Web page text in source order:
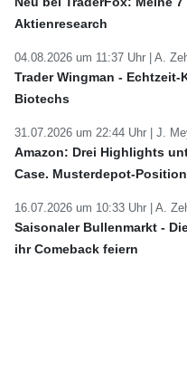
Aktienresearch
04.08.2026 um 11:37 Uhr | A.
Trader Wingman -
Biotechs
31.07.2026 um 22:44 Uhr | J.
Amazon: Drei Highlights
Case. Musterdepot-Position
16.07.2026 um 10:33 Uhr | A.
Saisonaler Bullenmarkt -
ihr Comeback feiern